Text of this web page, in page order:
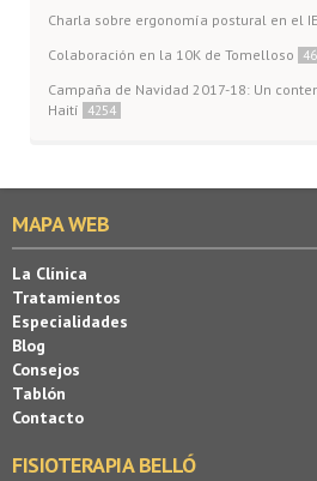
Charla sobre ergonomía postural en el
Colaboración en la 10K de Tomelloso
Campaña de Navidad 2017-18: Un
Haití
4254
MAPA WEB
La Clínica
Tratamientos
Especialidades
Blog
Consejos
Tablón
Contacto
FISIOTERAPIA BELLÓ